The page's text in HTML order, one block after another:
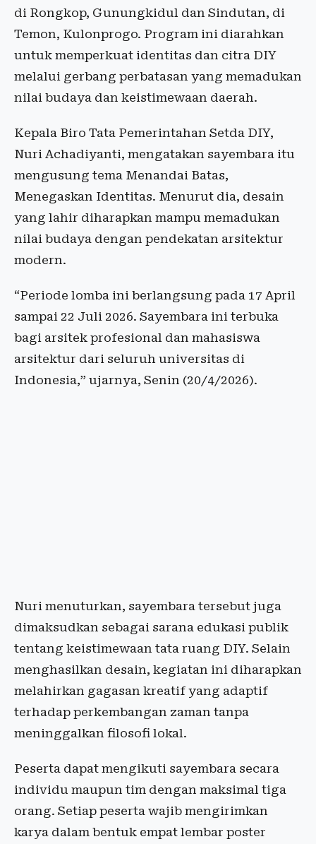
di Rongkop, Gunungkidul dan Sindutan, di
Temon, Kulonprogo. Program ini diarahkan
untuk memperkuat identitas dan citra DIY
melalui gerbang perbatasan yang memadukan
nilai budaya dan keistimewaan daerah.
Kepala Biro Tata Pemerintahan Setda DIY,
Nuri Achadiyanti, mengatakan sayembara itu
mengusung tema Menandai Batas,
Menegaskan Identitas. Menurut dia, desain
yang lahir diharapkan mampu memadukan
nilai budaya dengan pendekatan arsitektur
modern.
“Periode lomba ini berlangsung pada 17 April
sampai 22 Juli 2026. Sayembara ini terbuka
bagi arsitek profesional dan mahasiswa
arsitektur dari seluruh universitas di
Indonesia,” ujarnya, Senin (20/4/2026).
Nuri menuturkan, sayembara tersebut juga
dimaksudkan sebagai sarana edukasi publik
tentang keistimewaan tata ruang DIY. Selain
menghasilkan desain, kegiatan ini diharapkan
melahirkan gagasan kreatif yang adaptif
terhadap perkembangan zaman tanpa
meninggalkan filosofi lokal.
Peserta dapat mengikuti sayembara secara
individu maupun tim dengan maksimal tiga
orang. Setiap peserta wajib mengirimkan
karya dalam bentuk empat lembar poster